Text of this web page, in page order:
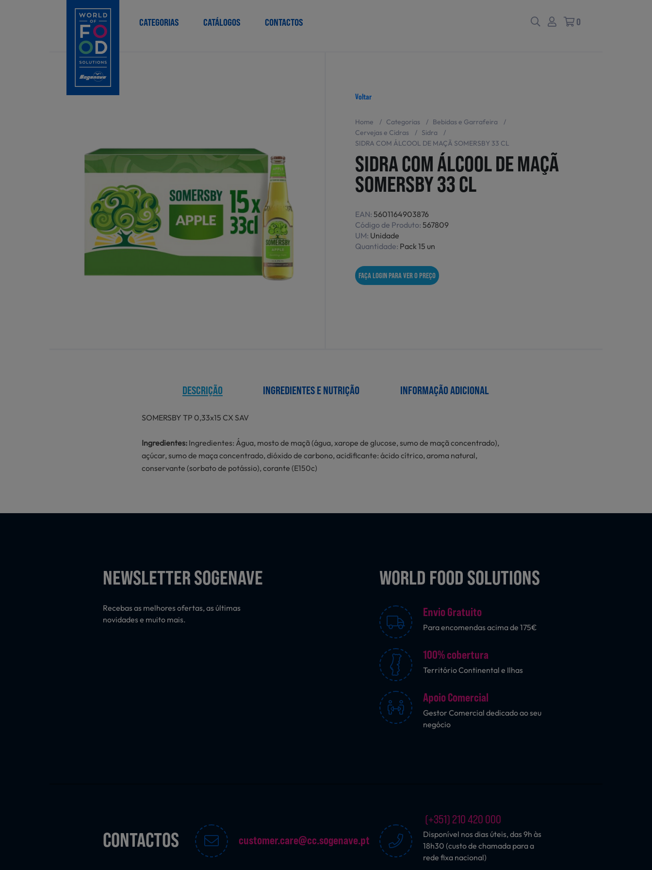
CATEGORIAS CATÁLOGOS CONTACTOS 0
Voltar
Home / Categorias / Bebidas e Garrafeira
/
Cervejas e Cidras
/ Sidra
/
SIDRA COM ÁLCOOL DE MAÇÃ SOMERSBY 33 CL
SIDRA COM ÁLCOOL DE MAÇÃ
SOMERSBY 33 CL
EAN: 5601164903876
Código de Produto: 567809
UM: Unidade
Quantidade: Pack 15 un
FAÇA LOGIN PARA VER O PREÇO
DESCRIÇÃO INGREDIENTES E NUTRIÇÃO INFORMAÇÃO ADICIONAL
SOMERSBY TP 0,33x15 CX SAV
Ingredientes: Ingredientes: Água, mosto de maçã (água, xarope de glucose, sumo de maçã concentrado),
açúcar, sumo de maça concentrado, dióxido de carbono, acidificante: ácido cítrico, aroma natural,
conservante (sorbato de potássio), corante (E150c)
NEWSLETTER SOGENAVE
Recebas as melhores ofertas, as últimas
novidades e muito mais.
WORLD FOOD SOLUTIONS
Envio Gratuito
Para encomendas acima de 175€
100% cobertura
Território Continental e Ilhas
Apoio Comercial
Gestor Comercial dedicado ao seu
negócio
CONTACTOS customer.care@cc.sogenave.pt
(+351) 210 420 000
Disponível nos dias úteis, das 9h às
18h30 (custo de chamada para a
rede fixa nacional)